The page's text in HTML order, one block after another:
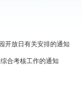
开放日有关安排的通知
合考核工作的通知